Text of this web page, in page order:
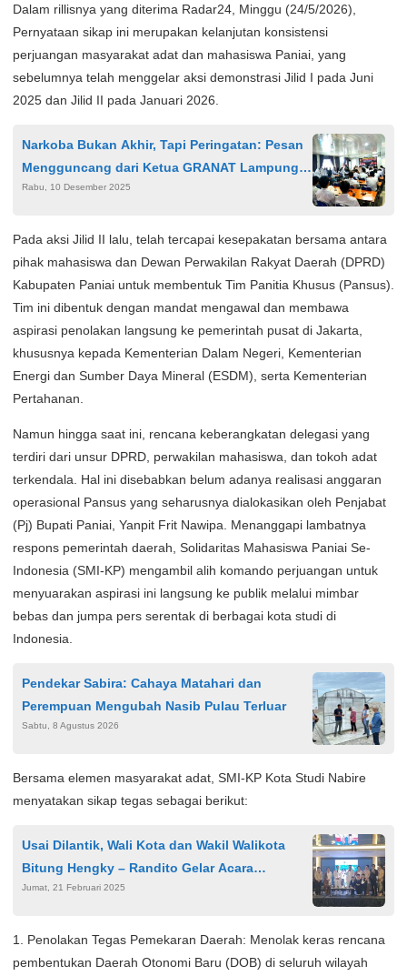
Dalam rillisnya yang diterima Radar24, Minggu (24/5/2026),
Pernyataan sikap ini merupakan kelanjutan konsistensi
perjuangan masyarakat adat dan mahasiswa Paniai, yang
sebelumnya telah menggelar aksi demonstrasi Jilid I pada Juni
2025 dan Jilid II pada Januari 2026.
Narkoba Bukan Akhir, Tapi Peringatan: Pesan
Mengguncang dari Ketua GRANAT Lampung
Saat Lahirkan Puluhan Penyuluh Sebaya Anti
Rabu, 10 Desember 2025
Pada aksi Jilid II lalu, telah tercapai kesepakatan bersama antara
pihak mahasiswa dan Dewan Perwakilan Rakyat Daerah (DPRD)
Kabupaten Paniai untuk membentuk Tim Panitia Khusus (Pansus).
Tim ini dibentuk dengan mandat mengawal dan membawa
aspirasi penolakan langsung ke pemerintah pusat di Jakarta,
khususnya kepada Kementerian Dalam Negeri, Kementerian
Energi dan Sumber Daya Mineral (ESDM), serta Kementerian
Pertahanan.
Namun hingga saat ini, rencana keberangkatan delegasi yang
terdiri dari unsur DPRD, perwakilan mahasiswa, dan tokoh adat
terkendala. Hal ini disebabkan belum adanya realisasi anggaran
operasional Pansus yang seharusnya dialokasikan oleh Penjabat
(Pj) Bupati Paniai, Yanpit Frit Nawipa. Menanggapi lambatnya
respons pemerintah daerah, Solidaritas Mahasiswa Paniai Se-
Indonesia (SMI-KP) mengambil alih komando perjuangan untuk
menyuarakan aspirasi ini langsung ke publik melalui mimbar
bebas dan jumpa pers serentak di berbagai kota studi di
Indonesia.
Pendekar Sabira: Cahaya Matahari dan
Perempuan Mengubah Nasib Pulau Terluar
Sabtu, 8 Agustus 2026
Bersama elemen masyarakat adat, SMI-KP Kota Studi Nabire
menyatakan sikap tegas sebagai berikut:
Usai Dilantik, Wali Kota dan Wakil Walikota
Bitung Hengky – Randito Gelar Acara
Syukuran
Jumat, 21 Februari 2025
1. Penolakan Tegas Pemekaran Daerah: Menolak keras rencana
pembentukan Daerah Otonomi Baru (DOB) di seluruh wilayah